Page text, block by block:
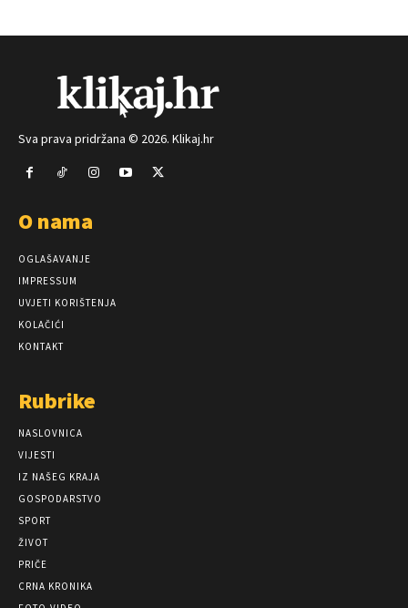
Sva prava pridržana © 2026. Klikaj.hr
O nama
OGLAŠAVANJE
IMPRESSUM
UVJETI KORIŠTENJA
KOLAČIĆI
KONTAKT
Rubrike
NASLOVNICA
VIJESTI
IZ NAŠEG KRAJA
GOSPODARSTVO
SPORT
ŽIVOT
PRIČE
CRNA KRONIKA